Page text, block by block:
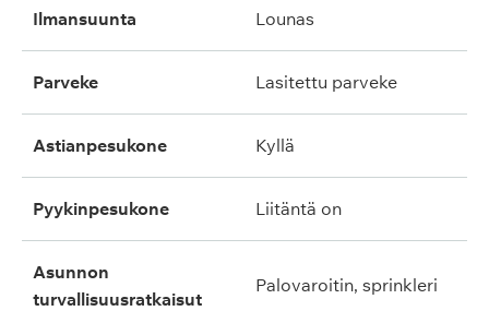
ilmansuunta lounas
parveke lasitettu parveke
astianpesukone kyllä
pyykinpesukone liitäntä on
asunnon
turvallisuusratkaisut
palovaroitin, sprinkleri